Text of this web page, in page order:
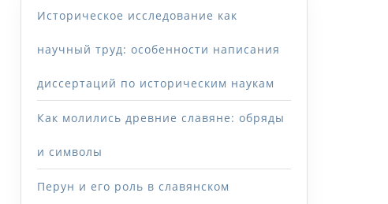
Историческое исследование как
научный труд: особенности написания
диссертаций по историческим наукам
Как молились древние славяне: обряды
и символы
Перун и его роль в славянском